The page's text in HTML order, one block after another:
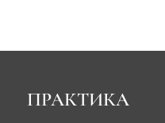
ПРАКТИКА